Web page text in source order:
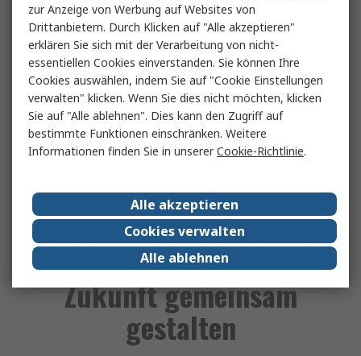
Fünf Möglichkeiten, wie RS Ihnen helfen
kann, Ihre ESG-Ziele zu erreichen
Fortschritte in Richtung größerer Nachhaltigkeit
können Ihnen helfen, Ihre ESG-Ziele in Ihrer
Organisation zu erreichen: In diesem Artikel erfahren
Weiterlesen
Zukunft gemeinsam
gestalten
zur Anzeige von Werbung auf Websites von
Drittanbietern. Durch Klicken auf "Alle akzeptieren"
erklären Sie sich mit der Verarbeitung von nicht-
essentiellen Cookies einverstanden. Sie können Ihre
Cookies auswählen, indem Sie auf "Cookie Einstellungen
verwalten" klicken. Wenn Sie dies nicht möchten, klicken
Sie auf "Alle ablehnen". Dies kann den Zugriff auf
bestimmte Funktionen einschränken. Weitere
Informationen finden Sie in unsererCookie-Richtlinie.
Alle akzeptieren
Cookies verwalten
Alle ablehnen